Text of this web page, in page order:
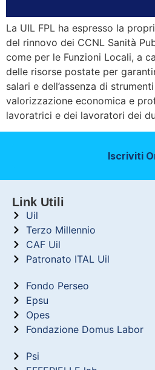
La UIL FPL ha espresso la
del rinnovo dei CCNL Sanità
come per le Funzioni Locali, a
delle risorse postate per
salari e dell’assenza di
valorizzazione economica e
lavoratrici e dei lavoratori dei
Iscriviti
Link Utili
Uil
Terzo Millennio
CAF Uil
Patronato ITAL Uil
Fondo Perseo
Epsu
Opes
Fondazione Domus Labor
Psi